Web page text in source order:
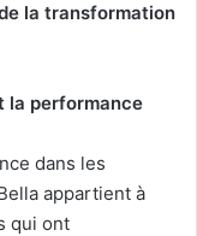
la transformation
la performance
dans les
appartient à
qui ont